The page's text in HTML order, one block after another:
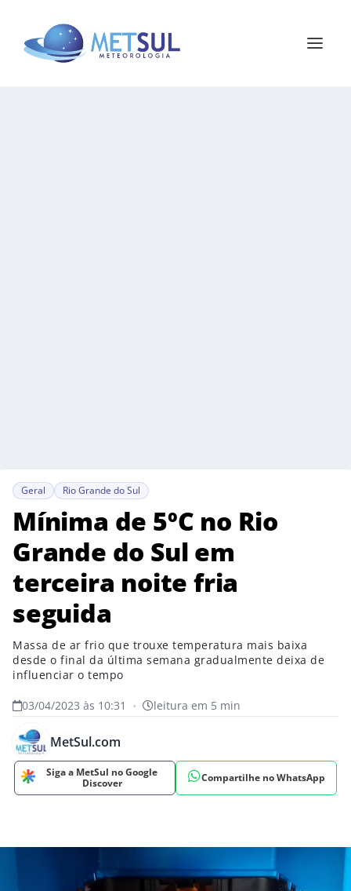
Geral Rio Grande do Sul
Mínima de 5ºC no Rio
Grande do Sul em
terceira noite fria
seguida
Massa de ar frio que trouxe temperatura mais baixa
desde o final da última semana gradualmente deixa de
influenciar o tempo
03/04/2023 às 10:31 • leitura em 5 min
MetSul.com
Siga a MetSul no Google
Discover
Compartilhe no WhatsApp